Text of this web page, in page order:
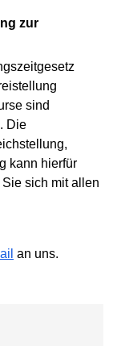
sind
Die
kann hierfür
sich mit allen
an uns.